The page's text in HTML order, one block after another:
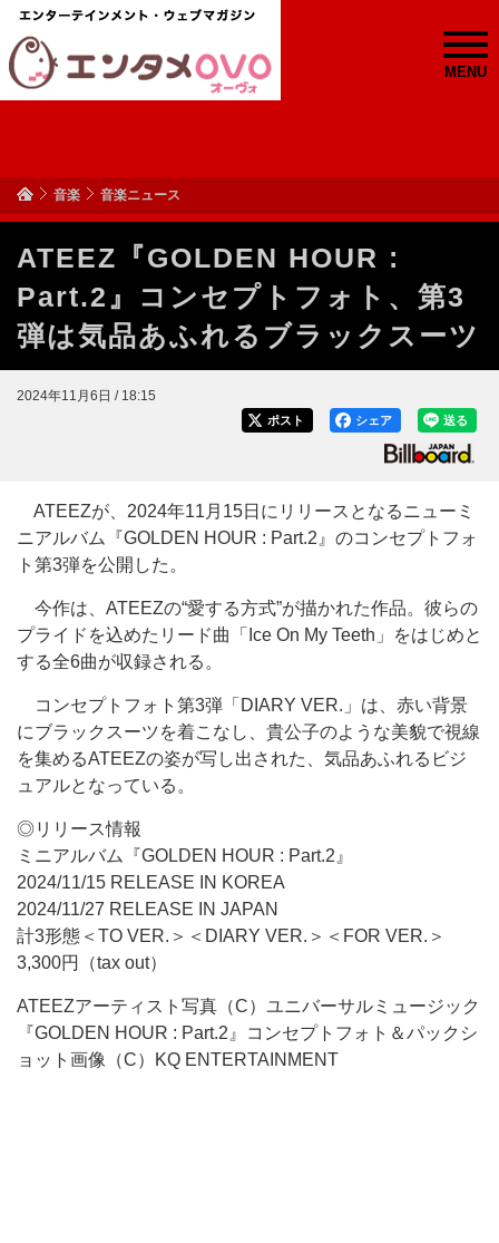
MENU
音楽 音楽ニュース
ATEEZ『GOLDEN HOUR :
Part.2』コンセプトフォト、第3
弾は気品あふれるブラックスーツ
2024年11月6日 / 18:15
送る
シェア
ポスト
ATEEZが、2024年11月15日にリリースとなるニューミ
ニアルバム『GOLDEN HOUR : Part.2』のコンセプトフォ
ト第3弾を公開した。
今作は、ATEEZの“愛する方式”が描かれた作品。彼らの
プライドを込めたリード曲「Ice On My Teeth」をはじめと
する全6曲が収録される。
コンセプトフォト第3弾「DIARY VER.」は、赤い背景
にブラックスーツを着こなし、貴公子のような美貌で視線
を集めるATEEZの姿が写し出された、気品あふれるビジ
ュアルとなっている。
◎リリース情報
ミニアルバム『GOLDEN HOUR : Part.2』
2024/11/15 RELEASE IN KOREA
2024/11/27 RELEASE IN JAPAN
計3形態＜TO VER.＞＜DIARY VER.＞＜FOR VER.＞
3,300円（tax out）
ATEEZアーティスト写真（C）ユニバーサルミュージック
『GOLDEN HOUR : Part.2』コンセプトフォト＆パックシ
ョット画像（C）KQ ENTERTAINMENT